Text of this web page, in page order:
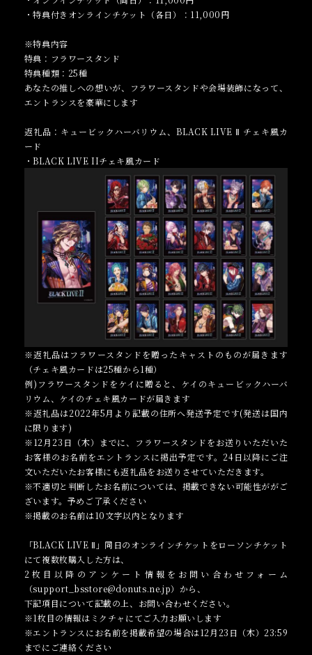
・特典付きオンラインチケット（各日）：11,000円
※特典内容
特典：フラワースタンド
特典種類：25種
あなたの推しへの想いが、フラワースタンドや会場装飾になって、
エントランスを豪華にします
返礼品：キュービックハーバリウム、BLACK LIVE Ⅱ チェキ風カ
ード
・BLACK LIVE IIチェキ風カード
※返礼品はフラワースタンドを贈ったキャストのものが届きます
（チェキ風カードは25種から1種）
例)フラワースタンドをケイに贈ると、ケイのキュービックハーバ
リウム、ケイのチェキ風カードが届きます
※返礼品は2022年5月より記載の住所へ発送予定です(発送は国内
に限ります)
※12月23日（木）までに、フラワースタンドをお送りいただいた
お客様のお名前をエントランスに掲出予定です。24日以降にご注
文いただいたお客様にも返礼品をお送りさせていただきます。
※不適切と判断したお名前については、掲載できない可能性ががご
ざいます。予めご了承ください
※掲載のお名前は10文字以内となります
「BLACK LIVE Ⅱ」同日のオンラインチケットをローソンチケット
にて複数枚購入した方は、
2枚目以降のアンケート情報をお問い合わせフォーム
（support_bsstore@donuts.ne.jp）から、
下記項目について記載の上、お問い合わせください。
※1枚目の情報はミクチャにてご入力お願いします
※エントランスにお名前を掲載希望の場合は12月23日（木）23:59
までにご連絡ください